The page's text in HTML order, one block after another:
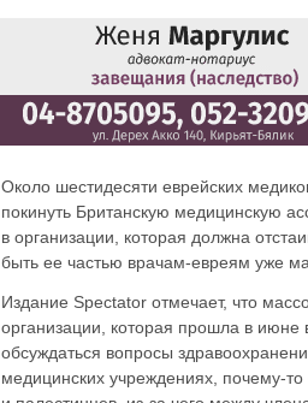
Около шестидесяти еврейских
покинуть Британскую медицинскую
в организации, которая должна
быть ее частью врачам-евреям уже
Издание Spectator отмечает, что
организации, которая прошла в
обсуждаться вопросы
медицинских учреждениях, почему-